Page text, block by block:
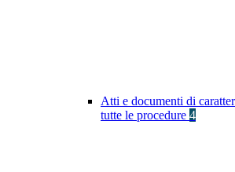
Atti e documenti di
tutte le procedure 4